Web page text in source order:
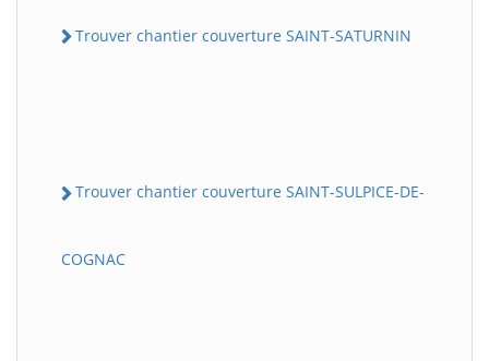
Trouver chantier couverture SAINT-SATURNIN
Trouver chantier couverture SAINT-SULPICE-DE-
COGNAC